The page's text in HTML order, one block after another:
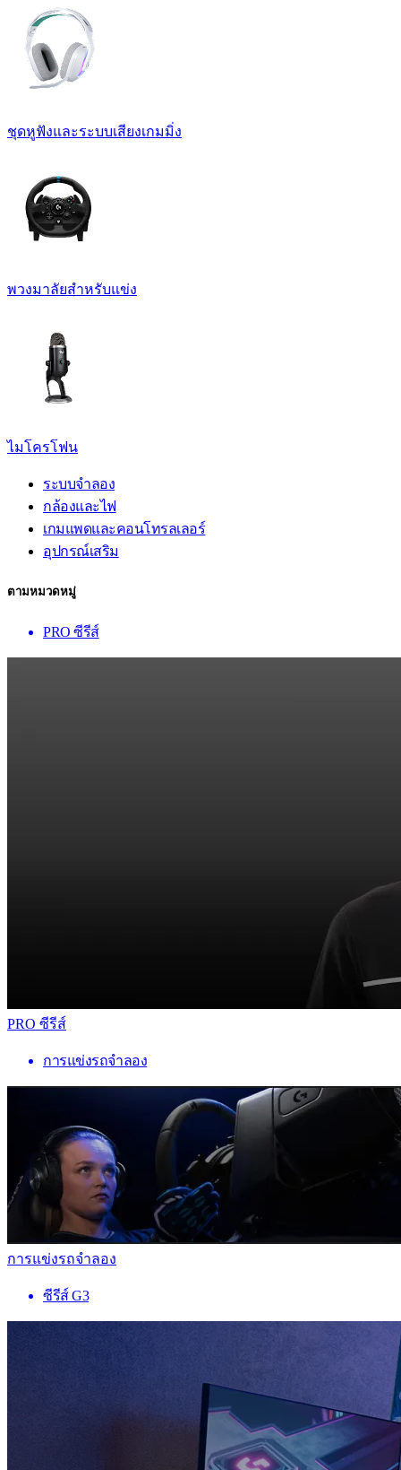
ชุดหูฟังและระบบเสียงเกมมิ่ง
พวงมาลัยสำหรับแข่ง
ไมโครโฟน
ระบบจำลอง
กล้องและไฟ
เกมแพดและคอนโทรลเลอร์
อุปกรณ์เสริม
ตามหมวดหมู่
PRO ซีรีส์
PRO ซีรีส์
การแข่งรถจำลอง
การแข่งรถจำลอง
ซีรีส์ G3